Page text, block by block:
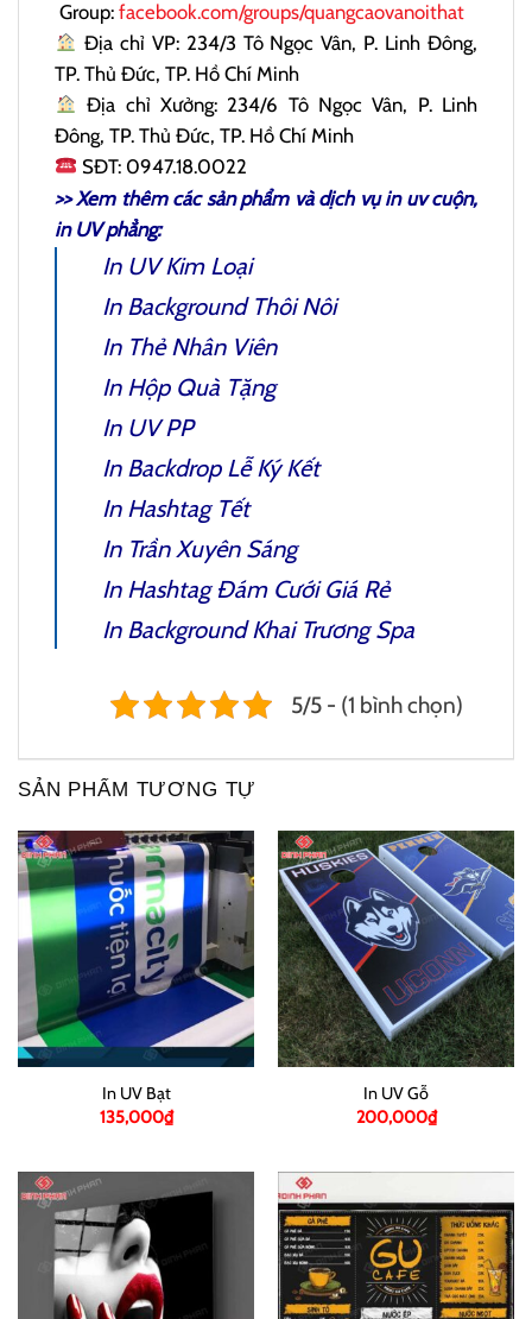
Group: facebook.com/groups/quangcaovanoithat
Địa chỉ VP: 234/3 Tô Ngọc Vân, P. Linh Đông,
TP. Thủ Đức, TP. Hồ Chí Minh
Địa chỉ Xưởng: 234/6 Tô Ngọc Vân, P. Linh
Đông, TP. Thủ Đức, TP. Hồ Chí Minh
SĐT: 0947.18.0022
>> Xem thêm các sản phẩm và dịch vụin uv cuộn,
in UV phẳng:
In UV Kim Loại
In Background Thôi Nôi
In Thẻ Nhân Viên
In Hộp Quà Tặng
In UV PP
In Backdrop Lễ Ký Kết
In Hashtag Tết
In Trần Xuyên Sáng
In Hashtag Đám Cưới Giá Rẻ
In Background Khai Trương Spa
5/5 - (1 bình chọn)
SẢN PHẨM TƯƠNG TỰ
In UV Bạt
135,000₫
In UV Gỗ
200,000₫